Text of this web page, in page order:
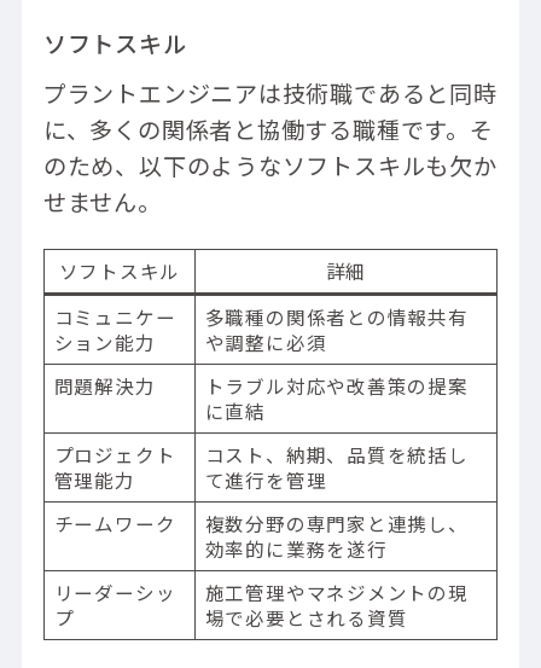
ソフトスキル
プラントエンジニアは技術職であると同時
に、多くの関係者と協働する職種です。そ
のため、以下のようなソフトスキルも欠か
せません。
ソフトスキル
詳細
コミュニケー
ション能力
多職種の関係者との情報共有
や調整に必須
問題解決力
トラブル対応や改善策の提案
に直結
プロジェクト
管理能力
コスト、納期、品質を統括し
て進行を管理
チームワーク
複数分野の専門家と連携し、
効率的に業務を遂行
リーダーシッ
プ
施工管理やマネジメントの現
場で必要とされる資質